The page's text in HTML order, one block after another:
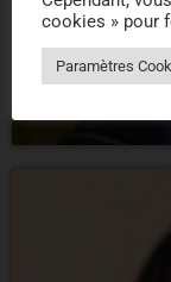
Serge Surpin
cookies » pour
Paramètres